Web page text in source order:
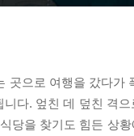
곳으로 여행을 갔다
다. 엎친 데 덮친 격
당을 찾기도 힘든 상